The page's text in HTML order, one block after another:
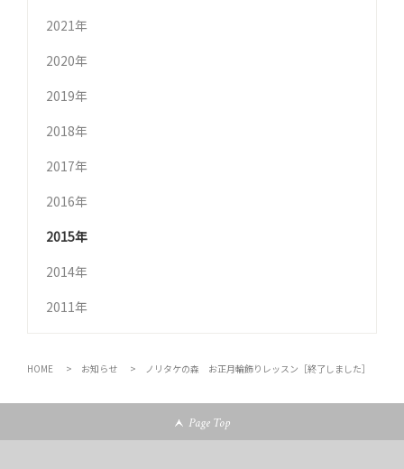
2021年
2020年
2019年
2018年
2017年
2016年
2015年
2014年
2011年
HOME お知らせ ノリタケの森 お正月輪飾りレッスン［終了しました］
Page Top